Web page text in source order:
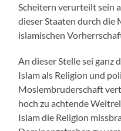
Scheitern verurteilt sein
dieser Staaten durch die
islamischen
An dieser Stelle sei ganz
Islam als Religion und
Moslembruderschaft
hoch zu achtende
Islam die Religion